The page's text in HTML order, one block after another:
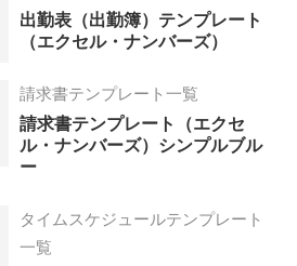
出勤表（出勤簿）テンプレート
（エクセル・ナンバーズ）
請求書テンプレート一覧
請求書テンプレート（エクセ
ル・ナンバーズ）シンプルブル
ー
タイムスケジュールテンプレート
一覧